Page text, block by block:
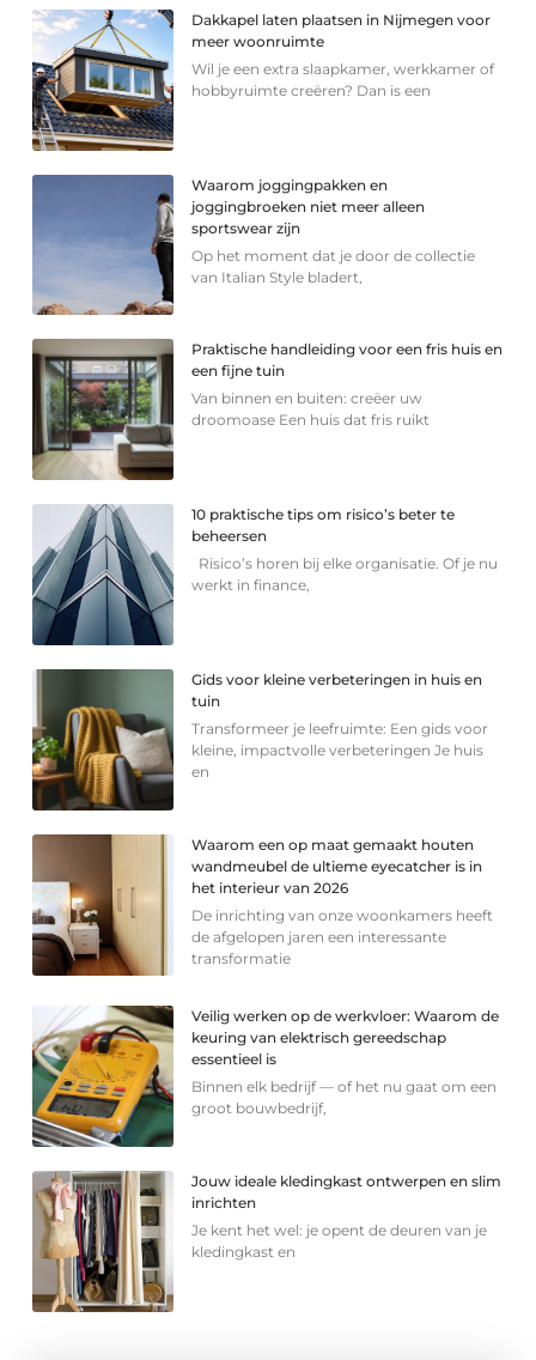
Dakkapel laten plaatsen in Nijmegen voor
meer woonruimte
Wil je een extra slaapkamer, werkkamer of
hobbyruimte creëren? Dan is een
Waarom joggingpakken en
joggingbroeken niet meer alleen
sportswear zijn
Op het moment dat je door de collectie
van Italian Style bladert,
Praktische handleiding voor een fris huis en
een fijne tuin
Van binnen en buiten: creëer uw
droomoase Een huis dat fris ruikt
10 praktische tips om risico’s beter te
beheersen
Risico’s horen bij elke organisatie. Of je nu
werkt in finance,
Gids voor kleine verbeteringen in huis en
tuin
Transformeer je leefruimte: Een gids voor
kleine, impactvolle verbeteringen Je huis
en
Waarom een op maat gemaakt houten
wandmeubel de ultieme eyecatcher is in
het interieur van 2026
De inrichting van onze woonkamers heeft
de afgelopen jaren een interessante
transformatie
Veilig werken op de werkvloer: Waarom de
keuring van elektrisch gereedschap
essentieel is
Binnen elk bedrijf — of het nu gaat om een
groot bouwbedrijf,
Jouw ideale kledingkast ontwerpen en slim
inrichten
Je kent het wel: je opent de deuren van je
kledingkast en